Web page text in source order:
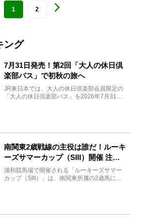
1 2
ング
7月31日発売！第2回「大人の休日倶
楽部パス」で初秋の旅へ
JR東日本では、大人の休日倶楽部会員限定の
「大人の休日倶楽部パス」を2026年7月31日
南関東2歳戦線の主役は誰だ！ルーキ
ーズサマーカップ（SIII）開催 注目
馬と見どころをチェック
浦和競馬場で開催される「ルーキーズサマー
カップ（SIII）」は、南関東所属の2歳馬によ